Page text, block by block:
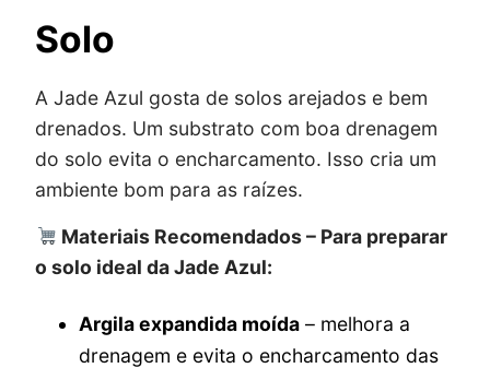
Solo
A Jade Azul gosta de solos arejados e bem
drenados. Um substrato com boa drenagem
do solo evita o encharcamento. Isso cria um
ambiente bom para as raízes.
Materiais Recomendados – Para preparar
o solo ideal da Jade Azul:
Argila expandida moída – melhora a
drenagem e evita o encharcamento das